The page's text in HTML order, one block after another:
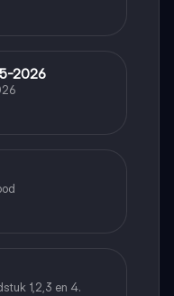
2026
1,2,3 en 4.